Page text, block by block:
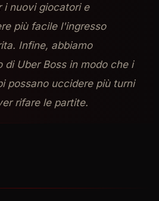
i nuovi giocatori e
più facile l'ingresso
Infine, abbiamo
di Uber Boss in modo che i
possano uccidere più turni
rifare le partite.